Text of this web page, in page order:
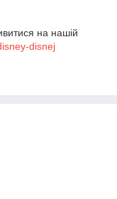
на нашій
disnej